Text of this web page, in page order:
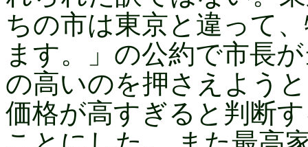
ちの市は東京と違って
ます。」の公約で市長
の高いのを押さえよう
価格が高すぎると判断